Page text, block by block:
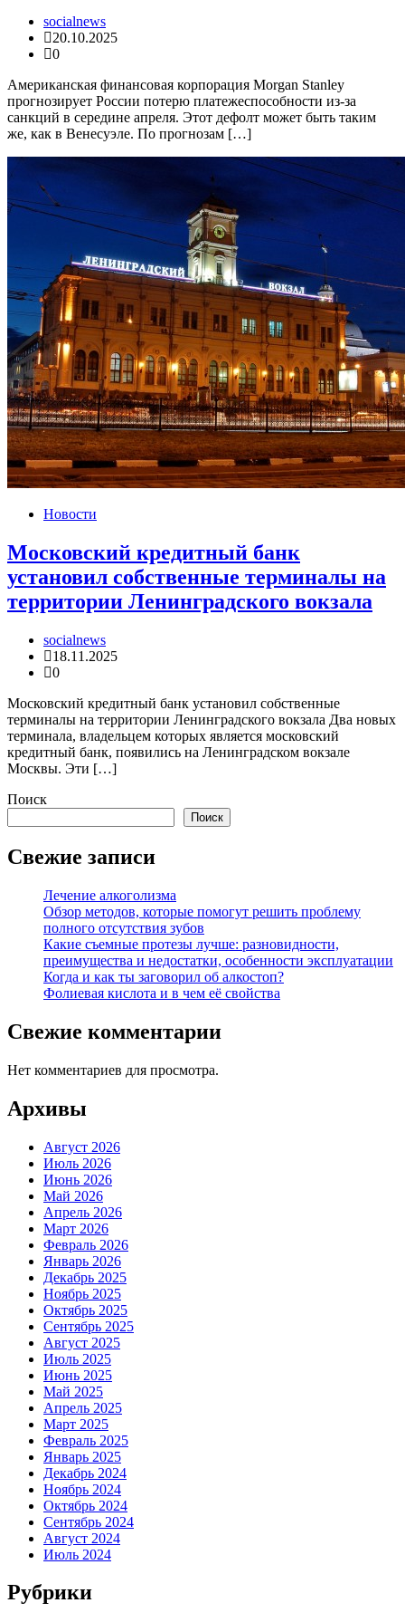
socialnews
20.10.2025
0
Американская финансовая корпорация Morgan Stanley
прогнозирует России потерю платежеспособности из-за
санкций в середине апреля. Этот дефолт может быть таким
же, как в Венесуэле. По прогнозам […]
Новости
Московский кредитный банк
установил собственные терминалы на
территории Ленинградского вокзала
socialnews
18.11.2025
0
Московский кредитный банк установил собственные
терминалы на территории Ленинградского вокзала Два новых
терминала, владельцем которых является московский
кредитный банк, появились на Ленинградском вокзале
Москвы. Эти […]
Поиск
Поиск
Свежие записи
Лечение алкоголизма
Обзор методов, которые помогут решить проблему
полного отсутствия зубов
Какие съемные протезы лучше: разновидности,
преимущества и недостатки, особенности эксплуатации
Когда и как ты заговорил об алкостоп?
Фолиевая кислота и в чем её свойства
Свежие комментарии
Нет комментариев для просмотра.
Архивы
Август 2026
Июль 2026
Июнь 2026
Май 2026
Апрель 2026
Март 2026
Февраль 2026
Январь 2026
Декабрь 2025
Ноябрь 2025
Октябрь 2025
Сентябрь 2025
Август 2025
Июль 2025
Июнь 2025
Май 2025
Апрель 2025
Март 2025
Февраль 2025
Январь 2025
Декабрь 2024
Ноябрь 2024
Октябрь 2024
Сентябрь 2024
Август 2024
Июль 2024
Рубрики